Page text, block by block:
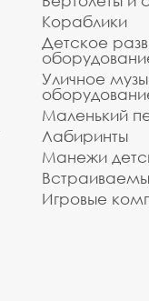
Кораблики
Детское
Уличное
Маленький
Лабиринты
Манежи
Игровые